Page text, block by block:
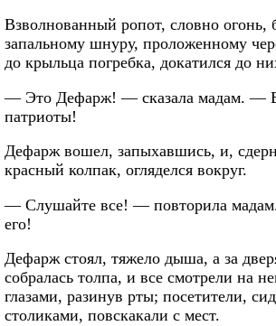
Взволнованный ропот, словно огонь,
запальному шнуру, проложенному
до крыльца погребка, докатился до
— Это Дефарж! — сказала мадам. —
патриоты!
Дефарж вошел, запыхавшись, и,
красный колпак, огляделся вокруг.
— Слушайте все! — повторила
его!
Дефарж стоял, тяжело дыша, а за
собралась толпа, и все смотрели на
глазами, разинув рты; посетители,
столиками, повскакали с мест.